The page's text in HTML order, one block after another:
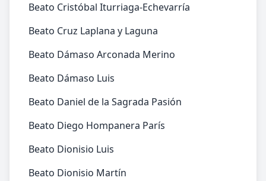
Beato Cristóbal Iturriaga-Echevarría
Beato Cruz Laplana y Laguna
Beato Dámaso Arconada Merino
Beato Dámaso Luis
Beato Daniel de la Sagrada Pasión
Beato Diego Hompanera París
Beato Dionisio Luis
Beato Dionisio Martín